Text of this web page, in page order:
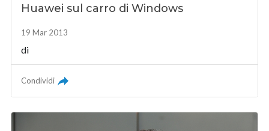
Huawei sul carro di Windows
19 Mar 2013
di
Condividi